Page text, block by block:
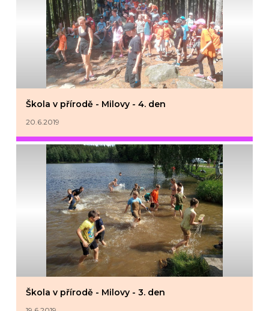
Škola v přírodě - Milovy - 4. den
20.6.2019
Škola v přírodě - Milovy - 3. den